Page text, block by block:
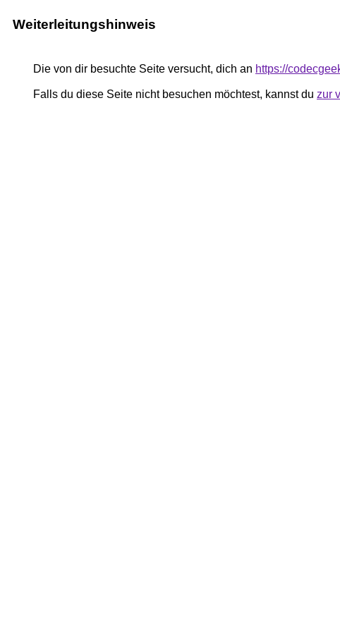
Weiterleitungshinweis
Die von dir besuchte Seite versucht, dich an https://
Falls du diese Seite nicht besuchen möchtest, kannst du zur